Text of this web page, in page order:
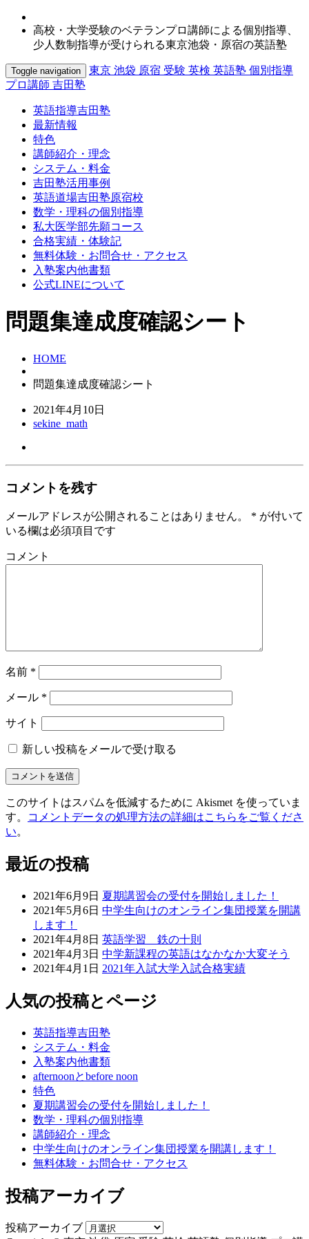
高校・大学受験のベテランプロ講師による個別指導、
少人数制指導が受けられる東京池袋・原宿の英語塾
Toggle navigation
東京 池袋 原宿 受験 英検 英語塾 個別指導
プロ講師 吉田塾
英語指導吉田塾
最新情報
特色
講師紹介・理念
システム・料金
吉田塾活用事例
英語道場吉田塾原宿校
数学・理科の個別指導
私大医学部先願コース
合格実績・体験記
無料体験・お問合せ・アクセス
入塾案内他書類
公式LINEについて
問題集達成度確認シート
HOME
問題集達成度確認シート
2021年4月10日
sekine_math
コメントを残す
メールアドレスが公開されることはありません。 * が付いて
いる欄は必須項目です
コメント
名前 *
メール *
サイト
新しい投稿をメールで受け取る
このサイトはスパムを低減するために Akismet を使っていま
す。
コメントデータの処理方法の詳細はこちらをご覧くださ
い。
最近の投稿
2021年6月9日 夏期講習会の受付を開始しました！
2021年5月6日 中学生向けのオンライン集団授業を開講
します！
2021年4月8日 英語学習 鉄の十則
2021年4月3日 中学新課程の英語はなかなか大変そう
2021年4月1日 2021年入試大学入試合格実績
人気の投稿とページ
英語指導吉田塾
システム・料金
入塾案内他書類
afternoonとbefore noon
特色
夏期講習会の受付を開始しました！
数学・理科の個別指導
講師紹介・理念
中学生向けのオンライン集団授業を開講します！
無料体験・お問合せ・アクセス
投稿アーカイブ
投稿アーカイブ